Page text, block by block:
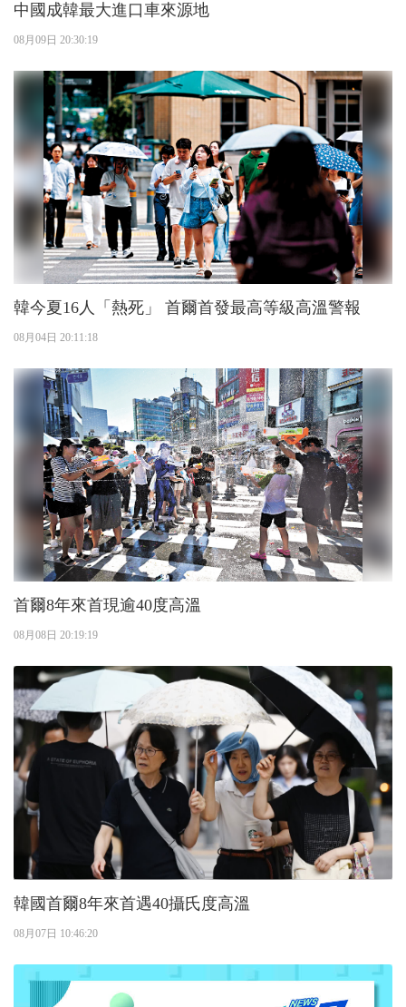
中國成韓最大進口車來源地
08月09日 20:30:19
韓今夏16人「熱死」 首爾首發最高等級高溫警報
08月04日 20:11:18
首爾8年來首現逾40度高溫
08月08日 20:19:19
韓國首爾8年來首遇40攝氏度高溫
08月07日 10:46:20